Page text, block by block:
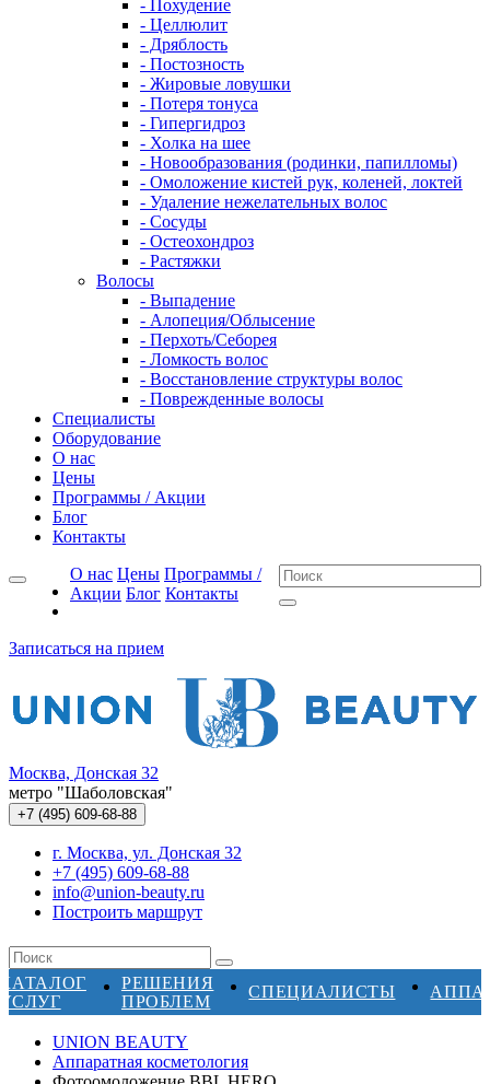
- Похудение
- Целлюлит
- Дряблость
- Постозность
- Жировые ловушки
- Потеря тонуса
- Гипергидроз
- Холка на шее
- Новообразования (родинки, папилломы)
- Омоложение кистей рук, коленей, локтей
- Удаление нежелательных волос
- Сосуды
- Остеохондроз
- Растяжки
Волосы
- Выпадение
- Алопеция/Облысение
- Перхоть/Себорея
- Ломкость волос
- Восстановление структуры волос
- Поврежденные волосы
Специалисты
Оборудование
О нас
Цены
Программы / Акции
Блог
Контакты
О нас Цены Программы /
Акции Блог Контакты
Записаться на прием
Москва, Донская 32
метро "Шаболовская"
+7 (495) 609-68-88
г. Москва, ул. Донская 32
+7 (495) 609-68-88
info@union-beauty.ru
Построить маршрут
КАТАЛОГ
УСЛУГ
РЕШЕНИЯ
ПРОБЛЕМ
СПЕЦИАЛИСТЫ
UNION BEAUTY
Аппаратная косметология